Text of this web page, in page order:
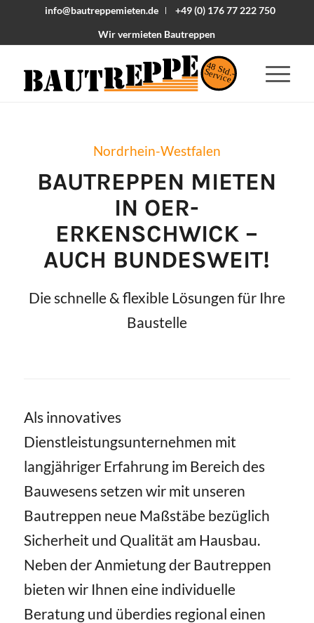
info@bautreppemieten.de
+49 (0) 176 77 222 750
Wir vermieten Bautreppen
48 Std.-
Service
Nordrhein-Westfalen
BAUTREPPEN MIETEN
IN OER-
ERKENSCHWICK –
AUCH BUNDESWEIT!
Die schnelle & flexible Lösungen für Ihre
Baustelle
Als innovatives
Dienstleistungsunternehmen mit
langjähriger Erfahrung im Bereich des
Bauwesens setzen wir mit unseren
Bautreppen neue Maßstäbe bezüglich
Sicherheit und Qualität am Hausbau.
Neben der Anmietung der Bautreppen
bieten wir Ihnen eine individuelle
Beratung und überdies regional einen